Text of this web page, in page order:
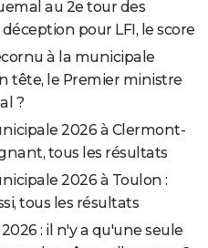
au 2e tour des
pour LFI, le score
à la municipale
tête, le Premier ministre
?
2026 à Clermont-
tous les résultats
2026 à Toulon :
tous les résultats
: il n'y a qu'une seule